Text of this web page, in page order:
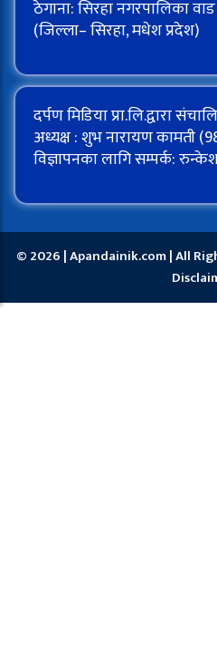
ठेगाना: सिरहा नगरपालिका
(जिल्ला– सिरहा, मधेश प्रदेश)
दर्पण मिडिया प्रा.लि.द्वारा
अध्यक्ष : शुभ नारायण कामती
विज्ञापनका लागि सम्पर्क:
© 2026 | Apandainik.com | All